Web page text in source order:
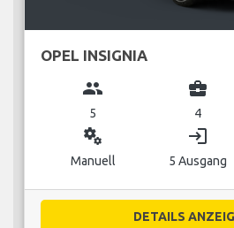
OPEL INSIGNIA
group
5
business_center
4
miscellaneous_services
Manuell
login
5 Ausgang
DETAILS